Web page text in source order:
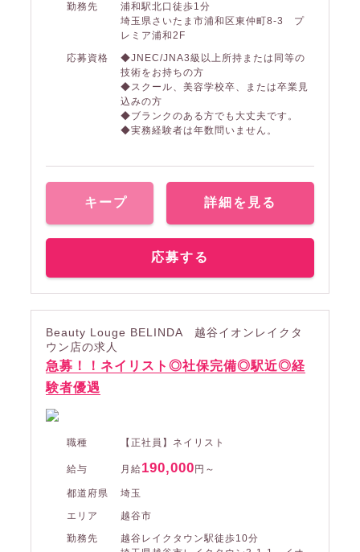
勤務先
浦和駅北口徒歩1分
埼玉県さいたま市浦和区東仲町8-3 プ
レミア浦和2F
応募資格
◆JNEC/JNA3級以上所持または同等の
技術をお持ちの方
◆スクール、美容学校卒、または卒業見
込みの方
◆ブランクのある方でも大丈夫です。
◆実務経験者は年数問いません。
キープ 詳細を見る
応募する
Beauty Louge BELINDA 越谷イオンレイクタ
ウン店の求人
急募！！ネイリスト◎社保完備◎駅近◎経
験者優遇
職種 【正社員】ネイリスト
給与 月給190,000円～
都道府県
埼玉
エリア
越谷市
勤務先
越谷レイクタウン駅徒歩10分